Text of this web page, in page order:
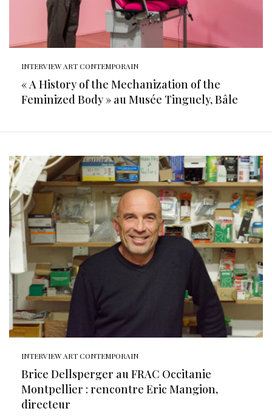
INTERVIEW ART CONTEMPORAIN
« A History of the Mechanization of the
Feminized Body » au Musée Tinguely, Bâle
INTERVIEW ART CONTEMPORAIN
Brice Dellsperger au FRAC Occitanie
Montpellier : rencontre Eric Mangion,
directeur